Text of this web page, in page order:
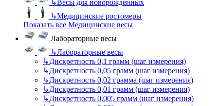
↳ Весы для новорожденных
↳Медицинские ростомеры
Показать все Медицинские весы
Лабораторные весы
↳Лабораторные весы
↳Дискретность 0,1 грамм (шаг измерения)
↳Дискретность 0,05 грамм (шаг измерения)
↳Дискретность 0,02 грамма (шаг измерения)
↳Дискретность 0,01 грамм (шаг измерения)
↳Дискретность 0,005 грамм (шаг измерения)